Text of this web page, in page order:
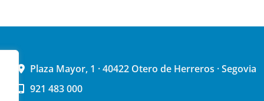
Plaza Mayor, 1 · 40422 Otero de Herreros · Segovia
921 483 000